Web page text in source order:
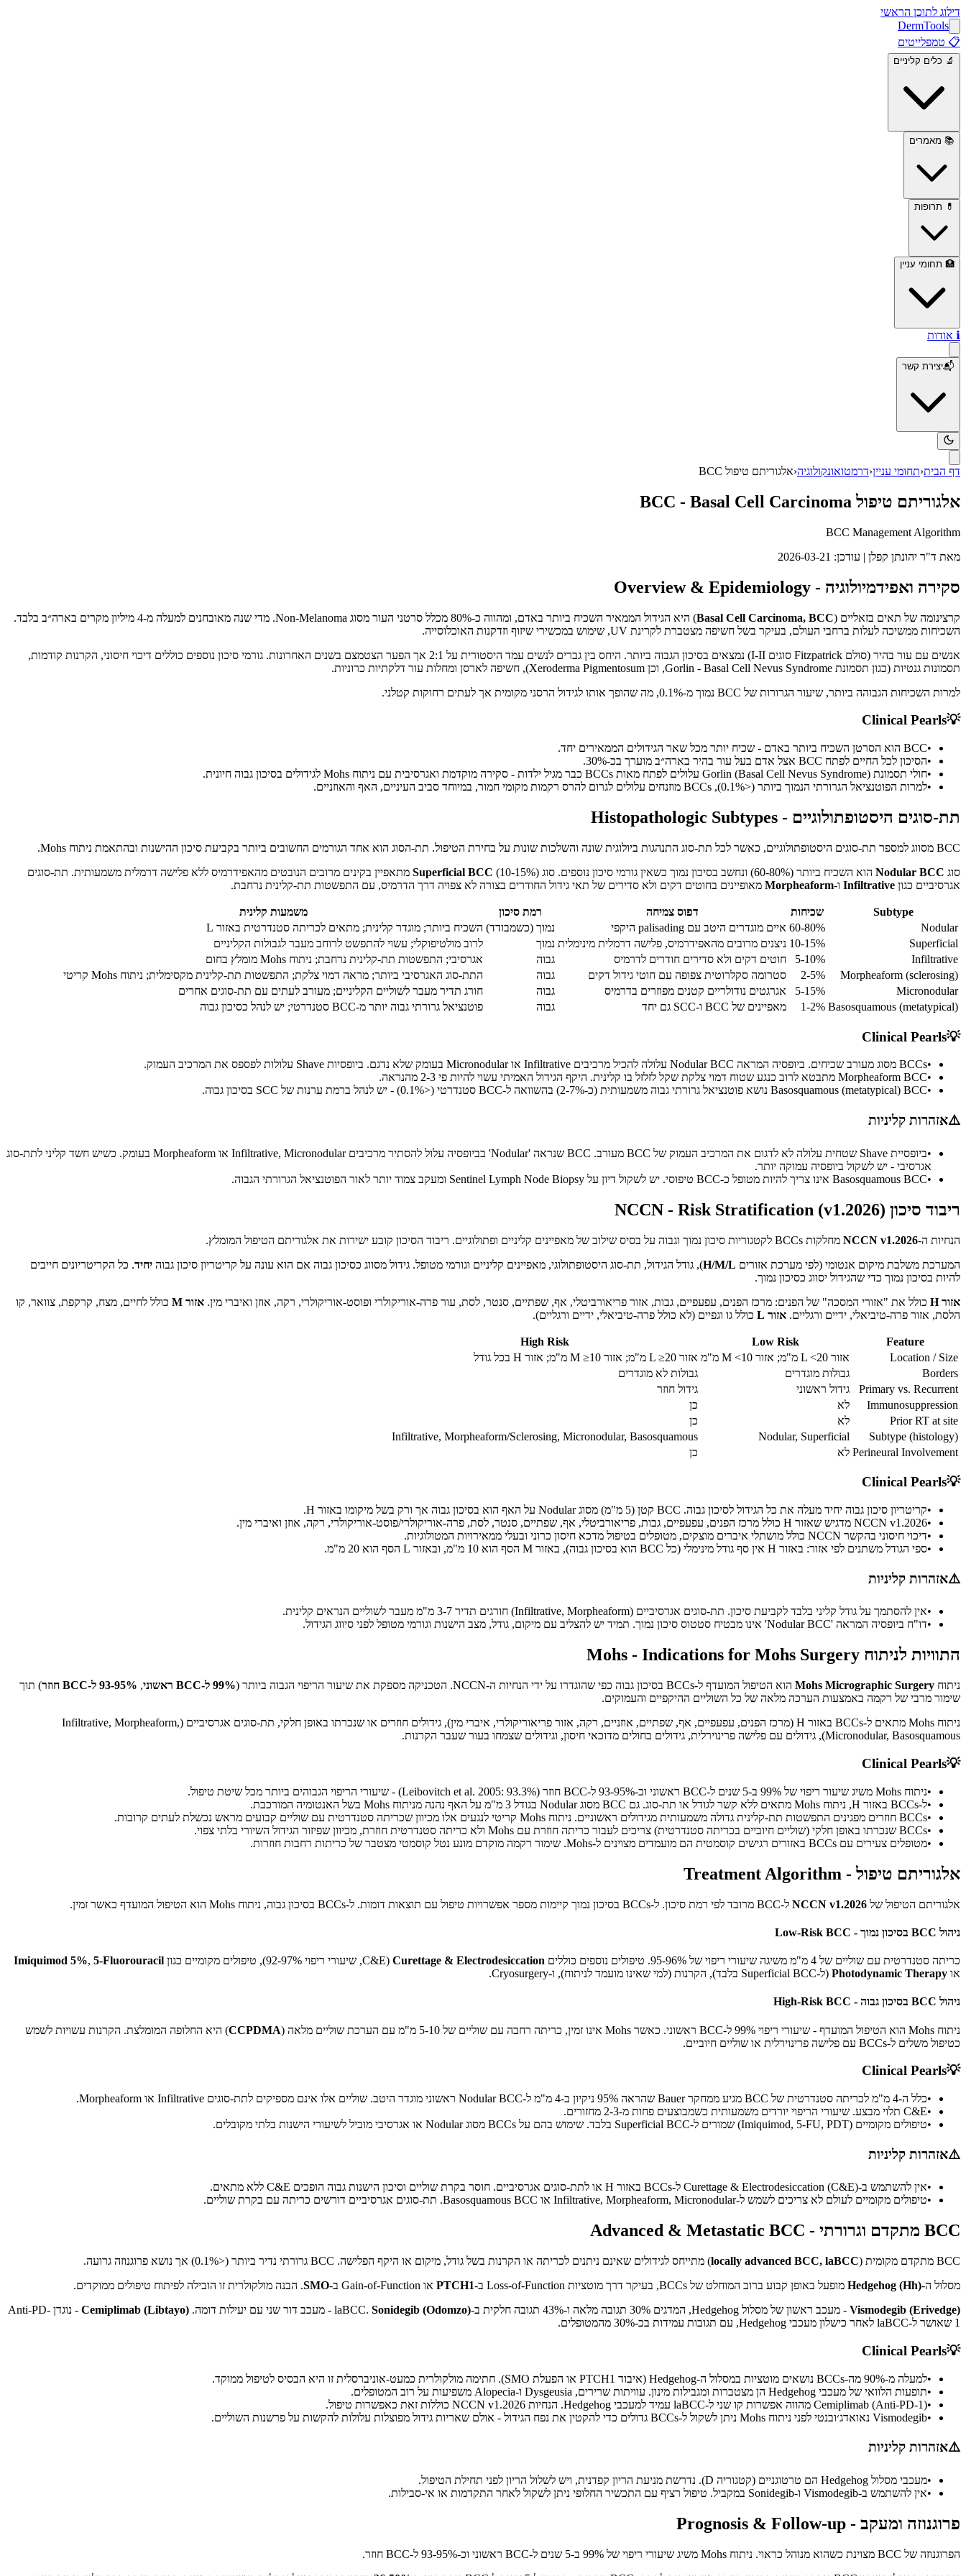
דילוג לתוכן הראשי
DermTools
📋 טמפלייטים
🔬 כלים קליניים
📚 מאמרים
💊 תרופות
🏥 תחומי עניין
ℹ️ אודות
📬יצירת קשר
דף הבית‹תחומי עניין‹דרמטואונקולוגיה‹אלגוריתם טיפול BCC
אלגוריתם טיפול BCC - Basal Cell Carcinoma
BCC Management Algorithm
מאת ד"ר יהונתן קפלן | עודכן: 2026-03-21
סקירה ואפידמיולוגיה - Overview & Epidemiology
קרצינומה של תאים בזאליים (Basal Cell Carcinoma, BCC
) היא הגידול הממאיר השכיח ביותר באדם, ומהווה כ-80% מכלל סרטני העור מסוג Non-Melanoma. מדי שנה מאובחנים למעלה מ-4 מיליון מקרים בארה״ב בלבד.
השכיחות ממשיכה לעלות ברחבי העולם, בעיקר בשל חשיפה מצטברת לקרינת UV, שימוש במכשירי שיזוף וזדקנות האוכלוסייה.
אנשים עם עור בהיר (סולם Fitzpatrick סוגים I-II) נמצאים בסיכון הגבוה ביותר. היחס בין גברים לנשים עמד היסטורית על 2:1 אך הפער הצטמצם בשנים האחרונות. גורמי סיכון נוספים כוללים דיכוי חיסוני, הקרנות קודמות,
תסמונות גנטיות (כגון תסמונת Gorlin - Basal Cell Nevus Syndrome, וכן Xeroderma Pigmentosum), חשיפה לארסן ומחלות עור דלקתיות כרוניות.
למרות השכיחות הגבוהה ביותר, שיעור הגרורות של BCC נמוך מ-0.1%, מה שהופך אותו לגידול הרסני מקומית אך לעתים רחוקות קטלני.
💡
Clinical Pearls
•BCC הוא הסרטן השכיח ביותר באדם - שכיח יותר מכל שאר הגידולים הממאירים יחד.
•הסיכון לכל החיים לפתח BCC אצל אדם בעל עור בהיר בארה״ב מוערך בכ-30%.
•חולי תסמונת Gorlin (Basal Cell Nevus Syndrome) עלולים לפתח מאות BCCs כבר מגיל ילדות - סקירה מוקדמת ואגרסיבית עם ניתוח Mohs לגידולים בסיכון גבוה חיונית.
•למרות הפוטנציאל הגרורתי הנמוך ביותר (<0.1%), BCCs מוזנחים עלולים לגרום להרס רקמות מקומי חמור, במיוחד סביב העיניים, האף והאוזניים.
תת-סוגים היסטופתולוגיים - Histopathologic Subtypes
BCC מסווג למספר תת-סוגים היסטופתולוגיים, כאשר לכל תת-סוג התנהגות ביולוגית שונה והשלכות שונות על בחירת הטיפול. תת-הסוג הוא אחד הגורמים החשובים ביותר בקביעת סיכון ההישנות ובהתאמת ניתוח Mohs.
סוג Nodular BCC הוא השכיח ביותר (60-80%) ונחשב בסיכון נמוך כשאין גורמי סיכון נוספים. סוג Superficial BCC (10-15%) מתאפיין בקינים מרובים הנובטים מהאפידרמיס ללא פלישה דרמלית משמעותית. תת-סוגים
אגרסיביים כגון Infiltrative ו-Morpheaform מאופיינים בחוטים דקים ולא סדירים של תאי גידול החודרים בצורה לא צפויה דרך הדרמיס, עם התפשטות תת-קלינית נרחבת.
Subtype שכיחות דפוס צמיחה רמת סיכון
משמעות קלינית
Nodular
60-80% איים מוגדרים היטב עם palisading היקפי נמוך (כשמבודד) השכיח ביותר; מוגדר קלינית; מתאים לכריתה סטנדרטית באזור L
Superficial
10-15% ניצנים מרובים מהאפידרמיס, פלישה דרמלית מינימלית נמוך
לרוב מולטיפוקלי; עשוי להתפשט לרוחב מעבר לגבולות הקליניים
Infiltrative
5-10% חוטים דקים ולא סדירים חודרים לדרמיס גבוה
אגרסיבי; התפשטות תת-קלינית נרחבת; ניתוח Mohs מומלץ בחום
Morpheaform (sclerosing)
2-5% סטרומה סקלרוטית צפופה עם חוטי גידול דקים גבוה
התת-סוג האגרסיבי ביותר; מראה דמוי צלקת; התפשטות תת-קלינית מקסימלית; ניתוח Mohs קריטי
Micronodular
5-15% אגרגטים נודולריים קטנים מפוזרים בדרמיס גבוה
חורג תדיר מעבר לשוליים הקליניים; מעורב לעתים עם תת-סוגים אחרים
Basosquamous (metatypical)
1-2% מאפיינים של BCC ו-SCC גם יחד גבוה פוטנציאל גרורתי גבוה יותר מ-BCC סטנדרטי; יש לנהל כסיכון גבוה
💡
Clinical Pearls
•BCCs מסוג מעורב שכיחים. ביופסיה המראה Nodular BCC עלולה להכיל מרכיבים Infiltrative או Micronodular בעומק שלא נדגם. ביופסיות Shave עלולות לפספס את המרכיב העמוק.
•Morpheaform BCC מתבטא לרוב כנגע שטוח דמוי צלקת שקל לזלזל בו קלינית. היקף הגידול האמיתי עשוי להיות פי 2-3 מהנראה.
•Basosquamous (metatypical) BCC נושא פוטנציאל גרורתי גבוה משמעותית (כ-2-7%) בהשוואה ל-BCC סטנדרטי (<0.1%) - יש לנהל ברמת ערנות של SCC בסיכון גבוה.
⚠️אזהרות קליניות
•
ביופסיית Shave שטחית עלולה לא לדגום את המרכיב העמוק של BCC מעורב. BCC שנראה 'Nodular' בביופסיה עלול להסתיר מרכיבים Infiltrative, Micronodular או Morpheaform בעומק. כשיש חשד קליני לתת-סוג
אגרסיבי - יש לשקול ביופסיה עמוקה יותר.
•Basosquamous BCC אינו צריך להיות מטופל כ-BCC טיפוסי. יש לשקול דיון על Sentinel Lymph Node Biopsy ומעקב צמוד יותר לאור הפוטנציאל הגרורתי הגבוה.
ריבוד סיכון NCCN - Risk Stratification (v1.2026)
הנחיות ה-NCCN v1.2026 מחלקות BCCs לקטגוריות סיכון נמוך וגבוה על בסיס שילוב של מאפיינים קליניים ופתולוגיים. ריבוד הסיכון קובע ישירות את אלגוריתם הטיפול המומלץ.
המערכת משלבת מיקום אנטומי (לפי מערכת אזורים H/M/L), גודל הגידול, תת-סוג היסטופתולוגי, מאפיינים קליניים וגורמי מטופל. גידול מסווג כסיכון גבוה אם הוא עונה על קריטריון סיכון גבוה יחיד. כל הקריטריונים חייבים
להיות בסיכון נמוך כדי שהגידול יסווג כסיכון נמוך.
אזור H
כולל את "אזורי המסכה" של הפנים: מרכז הפנים, עפעפיים, גבות, אזור פריאורביטלי, אף, שפתיים, סנטר, לסת, עור פרה-אוריקולרי ופוסט-אוריקולרי, רקה, אוזן ואיברי מין. אזור M
כולל לחיים, מצח, קרקפת, צוואר, קו
הלסת, אזור פרה-טיביאלי, ידיים ורגליים. אזור L כולל גו וגפיים (לא כולל פרה-טיביאלי, ידיים ורגליים).
Feature
Low Risk
High Risk
Location / Size
אזור L <20 מ"מ; אזור M <10 מ"מ
אזור L ≥20 מ"מ; אזור M ≥10 מ"מ; אזור H בכל גודל
Borders
גבולות מוגדרים
גבולות לא מוגדרים
Primary vs. Recurrent
גידול ראשוני
גידול חוזר
Immunosuppression
לא
כן
Prior RT at site
לא
כן
Subtype (histology)
Nodular, Superficial
Infiltrative, Morpheaform/Sclerosing, Micronodular, Basosquamous
Perineural Involvement לא כן
💡
Clinical Pearls
•קריטריון סיכון גבוה יחיד מעלה את כל הגידול לסיכון גבוה. BCC קטן (5 מ"מ) מסוג Nodular על האף הוא בסיכון גבוה אך ורק בשל מיקומו באזור H.
•NCCN v1.2026 מדגיש שאזור H כולל מרכז הפנים, עפעפיים, גבות, פריאורביטלי, אף, שפתיים, סנטר, לסת, פרה-אוריקולרי/פוסט-אוריקולרי, רקה, אוזן ואיברי מין.
•דיכוי חיסוני בהקשר NCCN כולל מושתלי איברים מוצקים, מטופלים בטיפול מדכא חיסון כרוני ובעלי ממאירויות המטולוגיות.
•ספי הגודל משתנים לפי אזור: באזור H אין סף גודל מינימלי (כל BCC הוא בסיכון גבוה), באזור M הסף הוא 10 מ"מ, ובאזור L הסף הוא 20 מ"מ.
⚠️אזהרות קליניות
•אין להסתמך על גודל קליני בלבד לקביעת סיכון. תת-סוגים אגרסיביים (Infiltrative, Morpheaform) חורגים תדיר 3-7 מ"מ מעבר לשוליים הנראים קלינית.
•דו"ח ביופסיה המראה 'Nodular BCC' אינו מבטיח סטטוס סיכון נמוך. תמיד יש להצליב עם מיקום, גודל, מצב הישנות וגורמי מטופל לפני סיווג הגידול.
התוויות לניתוח Mohs - Indications for Mohs Surgery
ניתוח Mohs Micrographic Surgery הוא הטיפול המועדף ל-BCCs בסיכון גבוה כפי שהוגדרו על ידי הנחיות ה-NCCN. הטכניקה מספקת את שיעור הריפוי הגבוה ביותר ( 99% ל-BCC ראשוני , 93-95% ל-BCC חוזר
) תוך
שימור מרבי של רקמה באמצעות הערכה מלאה של כל השוליים ההיקפיים והעמוקים.
ניתוח Mohs מתאים ל-BCCs באזור H (מרכז הפנים, עפעפיים, אף, שפתיים, אוזניים, רקה, אזור פריאוריקולרי, איברי מין), גידולים חוזרים או שנכרתו באופן חלקי, תת-סוגים אגרסיביים (Infiltrative, Morpheaform,
Micronodular, Basosquamous), גידולים עם פלישה פרינוירלית, גידולים בחולים מדוכאי חיסון, וגידולים שצמחו בעור שעבר הקרנות.
💡
Clinical Pearls
•ניתוח Mohs משיג שיעור ריפוי של 99% ב-5 שנים ל-BCC ראשוני וכ-93-95% ל-BCC חוזר (Leibovitch et al. 2005: 93.3%) - שיעורי הריפוי הגבוהים ביותר מכל שיטת טיפול.
•ל-BCCs באזור H, ניתוח Mohs מתאים ללא קשר לגודל או תת-סוג. גם BCC מסוג Nodular בגודל 3 מ"מ על האף נהנה מניתוח Mohs בשל האנטומיה המורכבת.
•BCCs חוזרים מפגינים התפשטות תת-קלינית גדולה משמעותית מגידולים ראשוניים. ניתוח Mohs קריטי לנגעים אלו מכיוון שכריתה סטנדרטית עם שוליים קבועים מראש נכשלת לעתים קרובות.
•BCCs שנכרתו באופן חלקי (שוליים חיוביים בכריתה סטנדרטית) צריכים לעבור כריתה חוזרת עם Mohs ולא כריתה סטנדרטית חוזרת, מכיוון שפיזור הגידול השיורי בלתי צפוי.
•מטופלים צעירים עם BCCs באזורים רגישים קוסמטית הם מועמדים מצוינים ל-Mohs. שימור רקמה מוקדם מונע נטל קוסמטי מצטבר של כריתות רחבות חוזרות.
אלגוריתם טיפול - Treatment Algorithm
אלגוריתם הטיפול של NCCN v1.2026 ל-BCC מרובד לפי רמת סיכון. ל-BCCs בסיכון נמוך קיימות מספר אפשרויות טיפול עם תוצאות דומות. ל-BCCs בסיכון גבוה, ניתוח Mohs הוא הטיפול המועדף כאשר זמין.
ניהול BCC בסיכון נמוך - Low-Risk BCC
כריתה סטנדרטית עם שוליים של 4 מ"מ משיגה שיעורי ריפוי של 95-96%. טיפולים נוספים כוללים Curettage & Electrodesiccation (C&E, שיעורי ריפוי 92-97%), טיפולים מקומיים כגון Imiquimod 5%, 5-Fluorouracil
או Photodynamic Therapy (ל-Superficial BCC בלבד), הקרנות (למי שאינו מועמד לניתוח), ו-Cryosurgery.
ניהול BCC בסיכון גבוה - High-Risk BCC
ניתוח Mohs הוא הטיפול המועדף - שיעורי ריפוי 99% ל-BCC ראשוני. כאשר Mohs אינו זמין, כריתה רחבה עם שוליים של 5-10 מ"מ עם הערכת שוליים מלאה ( CCPDMA) היא החלופה המומלצת. הקרנות עשויות לשמש
כטיפול משלים ל-BCCs עם פלישה פרינוירלית או שוליים חיוביים.
💡
Clinical Pearls
•כלל ה-4 מ"מ לכריתה סטנדרטית של BCC מגיע ממחקר Bauer שהראה 95% ניקיון ב-4 מ"מ ל-Nodular BCC ראשוני מוגדר היטב. שוליים אלו אינם מספיקים לתת-סוגים Infiltrative או Morpheaform.
•C&E תלוי מבצע. שיעורי הריפוי יורדים משמעותית כשמבוצעים פחות מ-2-3 מחזורים.
•טיפולים מקומיים (Imiquimod, 5-FU, PDT) שמורים ל-Superficial BCC בלבד. שימוש בהם על BCCs מסוג Nodular או אגרסיבי מוביל לשיעורי הישנות בלתי מקובלים.
⚠️אזהרות קליניות
•אין להשתמש ב-Curettage & Electrodesiccation (C&E) ל-BCCs באזור H או לתת-סוגים אגרסיביים. חוסר בקרת שוליים וסיכון הישנות גבוה הופכים C&E ללא מתאים.
•טיפולים מקומיים לעולם לא צריכים לשמש ל-Infiltrative, Morpheaform, Micronodular או Basosquamous BCC. תת-סוגים אגרסיביים דורשים כריתה עם בקרת שוליים.
BCC מתקדם וגרורתי - Advanced & Metastatic BCC
BCC מתקדם מקומית ( locally advanced BCC, laBCC) מתייחס לגידולים שאינם ניתנים לכריתה או הקרנות בשל גודל, מיקום או היקף הפלישה. BCC גרורתי נדיר ביותר (<0.1%) אך נושא פרוגנוזה גרועה.
מסלול ה-Hedgehog (Hh) מופעל באופן קבוע ברוב המוחלט של BCCs, בעיקר דרך מוטציות Loss-of-Function ב- PTCH1 או Gain-of-Function ב- SMO. הבנה מולקולרית זו הובילה לפיתוח טיפולים ממוקדים.
Vismodegib (Erivedge) - מעכב ראשון של מסלול Hedgehog, המדגים 30% תגובה מלאה ו-43% תגובה חלקית ב-laBCC. Sonidegib (Odomzo) - מעכב דור שני עם יעילות דומה. Cemiplimab (Libtayo)
- נוגדן Anti-PD-
1 שאושר ל-laBCC לאחר כישלון מעכבי Hedgehog, עם תגובות עמידות בכ-30% מהמטופלים.
💡
Clinical Pearls
•למעלה מ-90% מה-BCCs נושאים מוטציות במסלול ה-Hedgehog (איבוד PTCH1 או הפעלת SMO). חתימה מולקולרית כמעט-אוניברסלית זו היא הבסיס לטיפול ממוקד.
•תופעות הלוואי של מעכבי Hedgehog הן מצטברות ומגבילות מינון. עוויתות שרירים, Dysgeusia ו-Alopecia משפיעות על רוב המטופלים.
•Cemiplimab (Anti-PD-1) מהווה אפשרות קו שני ל-laBCC עמיד למעכבי Hedgehog. הנחיות NCCN v1.2026 כוללות זאת כאפשרות טיפול.
•Vismodegib נאואדג׳ובנטי לפני ניתוח Mohs ניתן לשקול ל-BCCs גדולים כדי להקטין את נפח הגידול - אולם שאריות גידול מפוצלות עלולות להקשות על פרשנות השוליים.
⚠️אזהרות קליניות
•מעכבי מסלול Hedgehog הם טרטוגניים (קטגוריה D). נדרשת מניעת הריון קפדנית, ויש לשלול הריון לפני תחילת הטיפול.
•אין להשתמש ב-Vismodegib ו-Sonidegib במקביל. טיפול רציף עם התכשיר החלופי ניתן לשקול לאחר התקדמות או אי-סבילות.
פרוגנוזה ומעקב - Prognosis & Follow-up
הפרוגנוזה של BCC מצוינת כשהוא מנוהל כראוי. ניתוח Mohs משיג שיעורי ריפוי של 99% ב-5 שנים ל-BCC ראשוני וכ-93-95% ל-BCC חוזר.